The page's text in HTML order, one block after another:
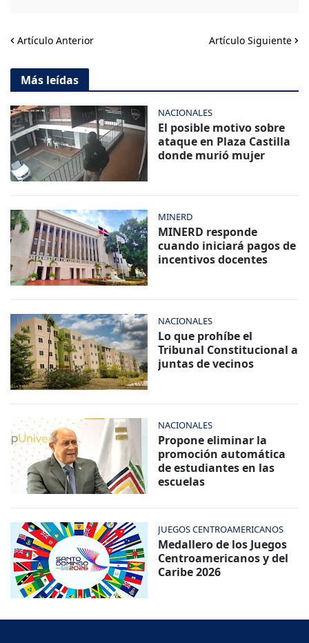
Artículo Anterior Artículo Siguiente
Más leídas
NACIONALES
El posible motivo sobre
ataque en Plaza Castilla
donde murió mujer
MINERD
MINERD responde
cuando iniciará pagos de
incentivos docentes
NACIONALES
Lo que prohíbe el
Tribunal Constitucional a
juntas de vecinos
NACIONALES
Propone eliminar la
promoción automática
de estudiantes en las
escuelas
JUEGOS CENTROAMERICANOS
Medallero de los Juegos
Centroamericanos y del
Caribe 2026